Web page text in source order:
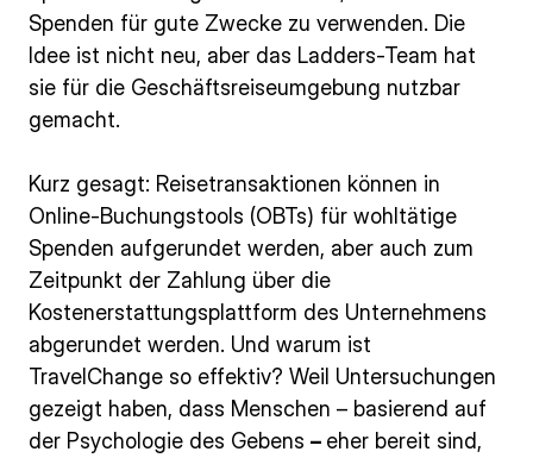
Spenden für gute Zwecke zu verwenden. Die
Idee ist nicht neu, aber das Ladders-Team hat
sie für die Geschäftsreiseumgebung nutzbar
gemacht.
Kurz gesagt: Reisetransaktionen können in
Online-Buchungstools (OBTs) für wohltätige
Spenden aufgerundet werden, aber auch zum
Zeitpunkt der Zahlung über die
Kostenerstattungsplattform des Unternehmens
abgerundet werden. Und warum ist
TravelChange so effektiv? Weil Untersuchungen
gezeigt haben, dass Menschen – basierend auf
der Psychologie des Gebens – eher bereit sind,